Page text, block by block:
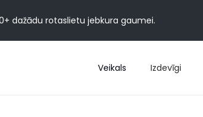
dažādu rotaslietu jebkura gaumei.
Veikals Izdevīgi